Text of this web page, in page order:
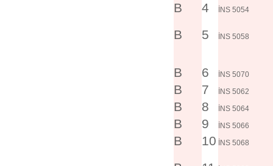
B 4 İNS 5054
B 5 İNS 5058
B 6 İNS 5070
B 7 İNS 5062
B 8 İNS 5064
B 9 İNS 5066
B 10 İNS 5068